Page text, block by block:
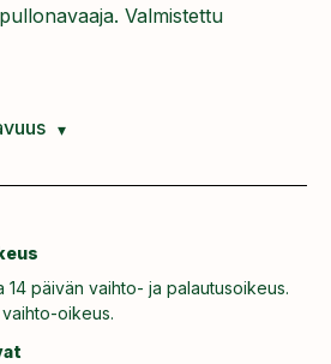
Valmistettu
päivän vaihto- ja palautusoikeus.
oikeus.